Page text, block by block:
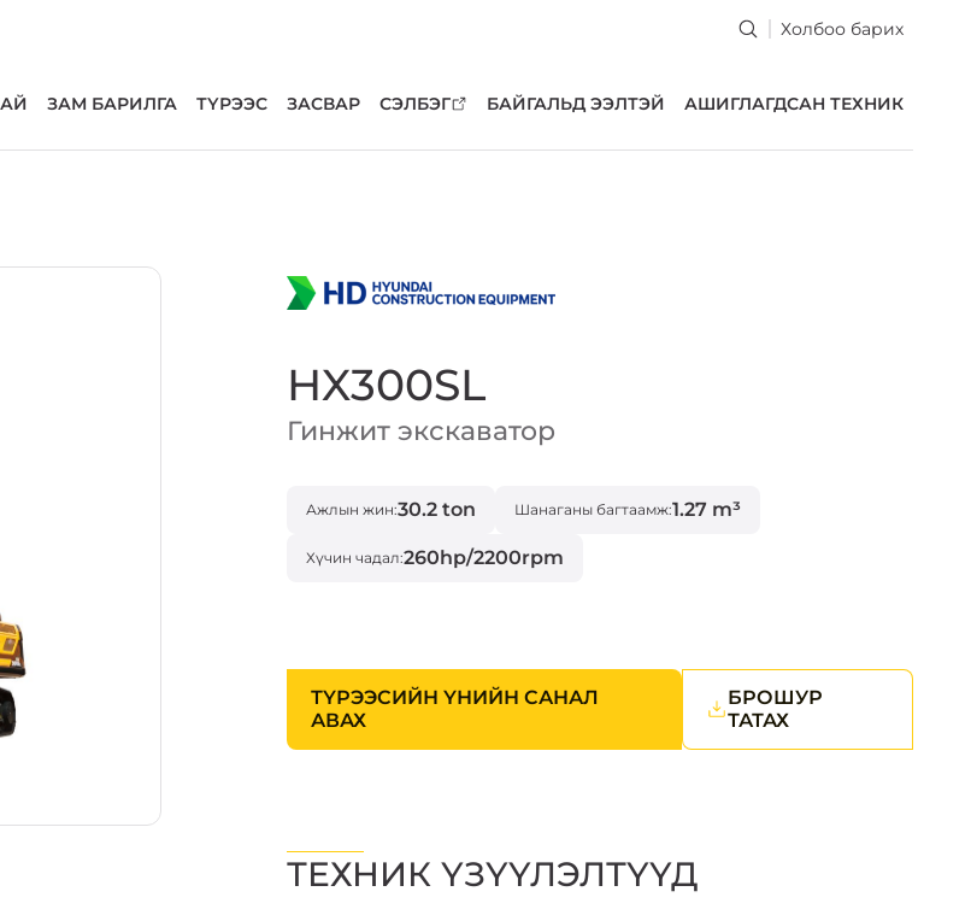
Холбоо барих
ЗАМ БАРИЛГА ТҮРЭЭС ЗАСВАР СЭЛБЭГ БАЙГАЛЬД ЭЭЛТЭЙ АШИГЛАГДСАН ТЕХНИК
HX300SL
Гинжит экскаватор
Ажлын жин:30.2 ton Шанаганы багтаамж:1.27 m³
Хүчин чадал:260hp/2200rpm
ТҮРЭЭСИЙН ҮНИЙН САНАЛ
АВАХ
БРОШУР
ТАТАХ
ТЕХНИК ҮЗҮҮЛЭЛТҮҮД